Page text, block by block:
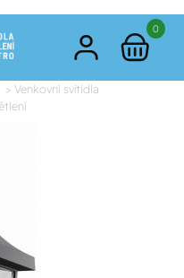
0
> Venkovní svítidla